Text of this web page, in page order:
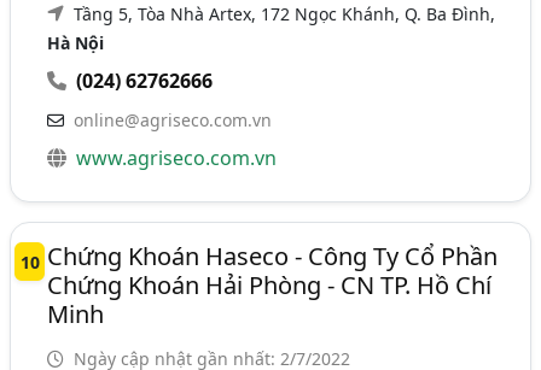
Tầng 5, Tòa Nhà Artex, 172 Ngọc Khánh, Q. Ba Đình,
Hà Nội
(024) 62762666
online@agriseco.com.vn
www.agriseco.com.vn
10 Chứng Khoán Haseco - Công Ty Cổ Phần
Chứng Khoán Hải Phòng - CN TP. Hồ Chí
Minh
Ngày cập nhật gần nhất: 2/7/2022